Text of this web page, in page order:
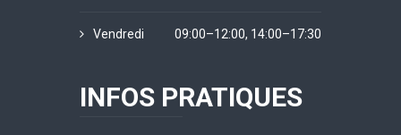
Vendredi 09:00–12:00, 14:00–17:30
INFOS PRATIQUES